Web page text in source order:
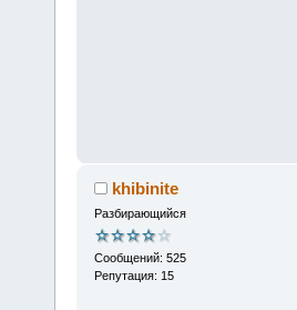
khibinite
Разбирающийся
Сообщений: 525
Репутация: 15